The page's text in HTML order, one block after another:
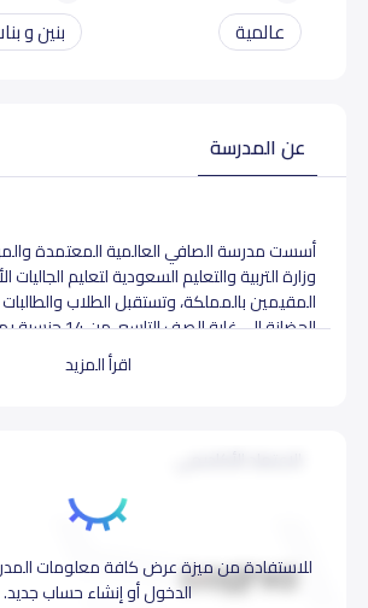
عالمية بنين و
عن المدرسة
اقرأ المزيد
أسست مدرسة الصافي العالمية المعتمدة
وزارة التربية والتعليم السعودية لتعليم الجاليات
المقيمين بالمملكة، وتستقبل الطلاب
الحضانة إلى غاية الصف
الأمريكية والبريطانية والباكستانية والمصرية
والسودانية والأردنية والسورية.
المنهج الأمريكي -كامبريدج-بالإضافة إلى اللغة
العالمية من مربّين ومديرين دوليين يجمعهم
بالتعليم والتعلّم. ويتشاركون مع مجلس الإدارة
للاستفادة من ميزة عرض كافة معلومات
الدخول أو إنشاء حساب جديد.